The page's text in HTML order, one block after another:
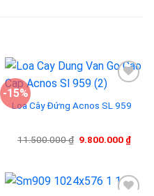
-15%
Loa Cây Đứng Acnos SL 959
11.500.000₫ Giá
9.800.000 ₫Giá